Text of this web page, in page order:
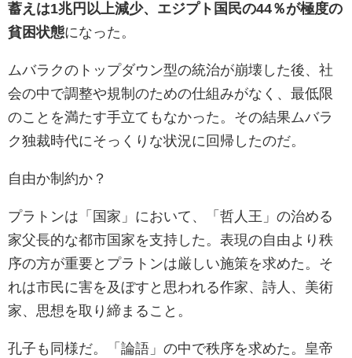
蓄えは1兆円以上減少、エジプト国民の44％が極度の
貧困状態になった。
ムバラクのトップダウン型の統治が崩壊した後、社
会の中で調整や規制のための仕組みがなく、最低限
のことを満たす手立てもなかった。その結果ムバラ
ク独裁時代にそっくりな状況に回帰したのだ。
自由か制約か？
プラトンは「国家」において、「哲人王」の治める
家父長的な都市国家を支持した。表現の自由より秩
序の方が重要とプラトンは厳しい施策を求めた。そ
れは市民に害を及ぼすと思われる作家、詩人、美術
家、思想を取り締まること。
孔子も同様だ。「論語」の中で秩序を求めた。皇帝